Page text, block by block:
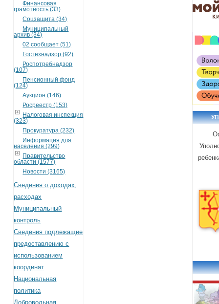
Финансовая
грамотность (33)
Соцзащита (34)
Муниципальный
архив (34)
02 сообщает (51)
Гостехнадзор (92)
Роспотребнадзор
(107)
Пенсионный фонд
(124)
Аукцион (146)
Росреестр (153)
Налоговая инспекция
(323)
Прокуратура (232)
Информация для
населения (299)
Правительство
области (1577)
Новости (3165)
Сведения о доходах,
расходах
Муниципальный
контроль
Сведения подлежащие
предоставлению с
использованием
координат
Национальная
политика
Добровольная